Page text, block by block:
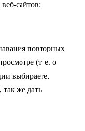
сайтов:
повторных
(т. е. о
выбираете,
так же дать